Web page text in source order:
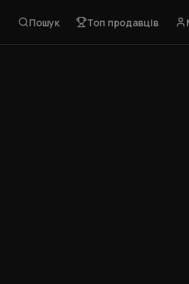
Пошук Топ продавців